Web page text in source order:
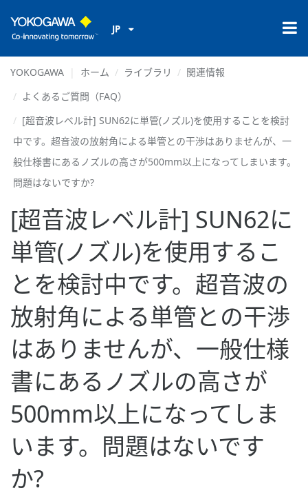
JP
YOKOGAWA ホーム ライブラリ
関連情報
よくあるご質問（FAQ）
[超音波レベル計] SUN62に単管(ノズル)を使用することを検討
中です。超音波の放射角による単管との干渉はありませんが、一
般仕様書にあるノズルの高さが500mm以上になってしまいます。
問題はないですか?
[超音波レベル計] SUN62に
単管(ノズル)を使用するこ
とを検討中です。超音波の
放射角による単管との干渉
はありませんが、一般仕様
書にあるノズルの高さが
500mm以上になってしま
います。問題はないです
か?